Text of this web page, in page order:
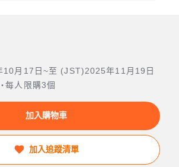
10月17日~至 (JST)2025年11月19日
每人限購3個
加入購物車
加入追蹤清單